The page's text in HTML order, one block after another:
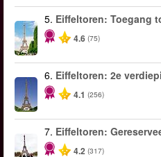
5. Eiffeltoren: Toegang
4.6 (75)
6. Eiffeltoren: 2e
4.1 (256)
7. Eiffeltoren:
4.2 (317)